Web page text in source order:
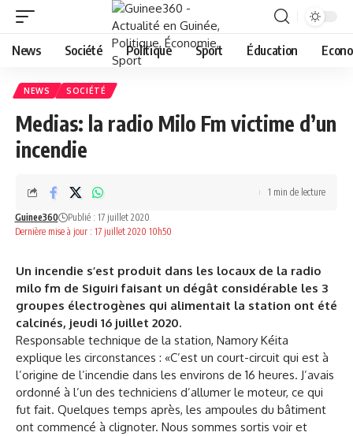
News Société Politique Sport Éducation
NEWS SOCIÉTÉ
Medias: la radio Milo Fm victime d’un
incendie
Dernière mise à jour : 17 juillet 2020 10h50
Guinee360 Publié : 17 juillet 2020
1 min de lecture
Un incendie s’est produit dans les locaux de la radio
milo fm de Siguiri faisant un dégât considérable les 3
groupes électrogènes qui alimentait la station ont été
calcinés, jeudi 16 juillet 2020.
Responsable technique de la station, Namory Kéita
explique les circonstances : «C’est un court-circuit qui est à
l’origine de l’incendie dans les environs de 16 heures. J’avais
ordonné à l’un des techniciens d’allumer le moteur, ce qui
fut fait. Quelques temps après, les ampoules du bâtiment
ont commencé à clignoter. Nous sommes sortis voir et